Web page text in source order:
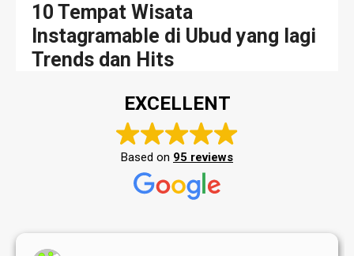
10 Tempat Wisata
Instagramable di Ubud yang lagi
Trends dan Hits
EXCELLENT
Based on 95 reviews